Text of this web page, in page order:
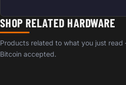
SHOP RELATED HARDWARE
Products related to what you just
Bitcoin accepted.